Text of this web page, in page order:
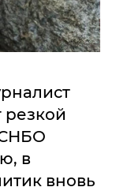
СНБО
в
вновь